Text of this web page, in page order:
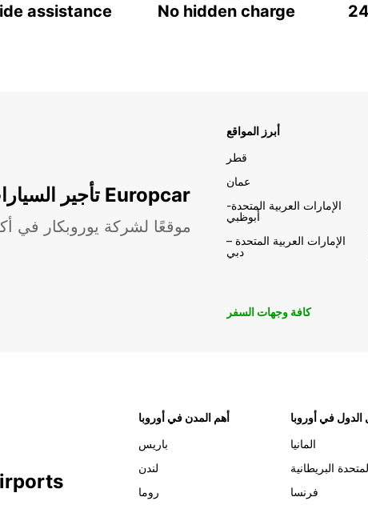
assistance No hidden charge
تأجير السيارات في قطر مع Europcar
موقعًا لشركة يوروبكار في
أبرز المواقع
قطر
عمان
الإمارات العربية المتحدة-
أبوظبي
الإمارات العربية المتحدة –
دبي
كافة وجهات السفر
أهم المدن في أوروبا
باريس
لندن
روما
في أوروبا
المانيا
البريطانية
فرنسا